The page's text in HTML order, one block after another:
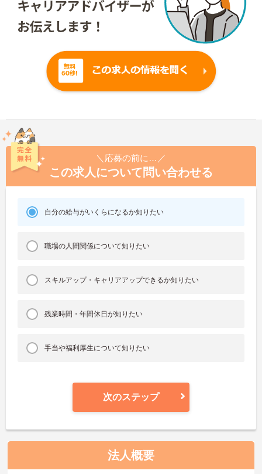
＼応募の前に…／
この求人について問い合わせる
自分の給与がいくらになるか知りたい
職場の人間関係について知りたい
スキルアップ・キャリアアップできるか知りたい
残業時間・年間休日が知りたい
手当や福利厚生について知りたい
次のステップ
法人概要